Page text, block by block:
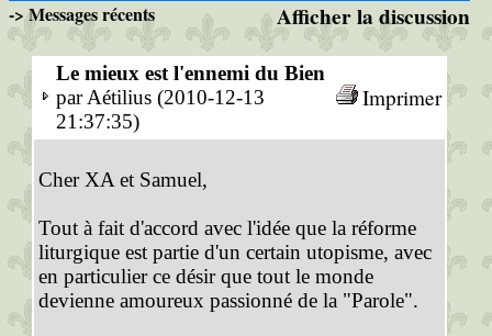
-> Messages récents Afficher la discussion
Le mieux est l'ennemi du Bien
par Aétilius (2010-12-13
21:37:35)
Imprimer
Cher XA et Samuel,
Tout à fait d'accord avec l'idée que la réforme
liturgique est partie d'un certain utopisme, avec
en particulier ce désir que tout le monde
devienne amoureux passionné de la "Parole".